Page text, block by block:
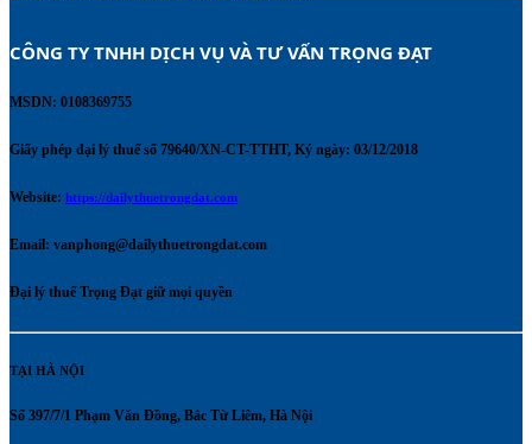
CÔNG TY TNHH DỊCH VỤ VÀ TƯ VẤN TRỌNG ĐẠT
MSDN: 0108369755
Giấy phép đại lý thuế số 79640/XN-CT-TTHT, Ký ngày: 03/12/2018
Website: https://dailythuetrongdat.com
Email: vanphong@dailythuetrongdat.com
Đại lý thuế Trọng Đạt giữ mọi quyền
TẠI HÀ NỘI
Số 397/7/1 Phạm Văn Đồng, Bắc Từ Liêm, Hà Nội